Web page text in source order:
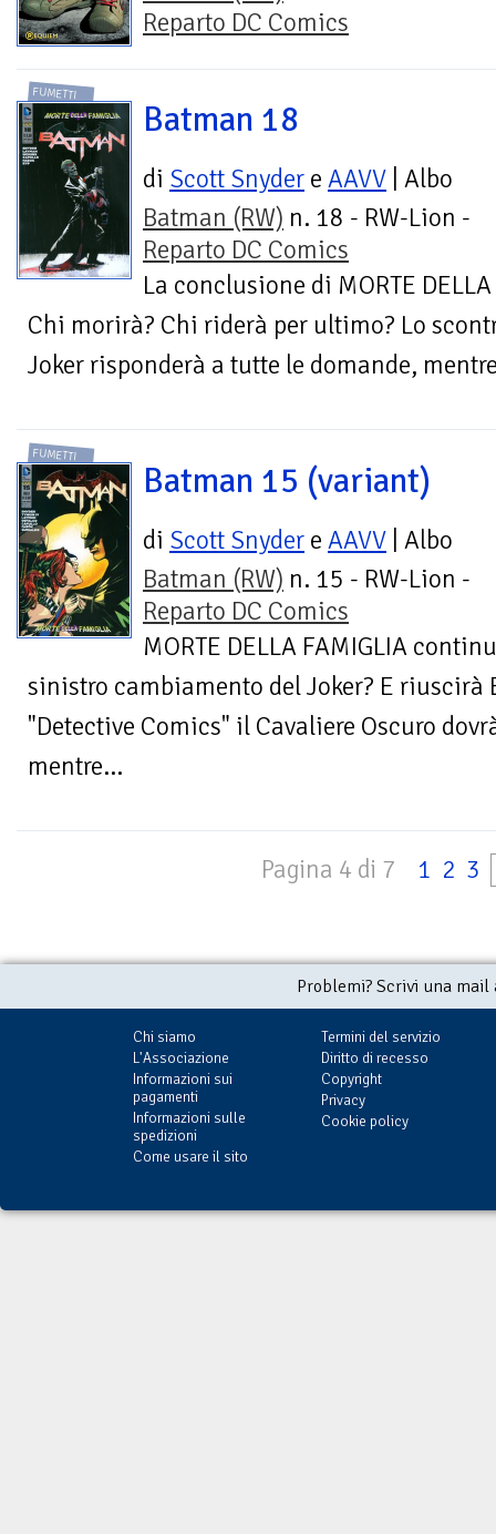
Reparto DC Comics
FUMETTI
Batman 18
di Scott Snyder e AAVV | Albo
Batman (RW) n. 18 - RW-Lion -
Reparto DC Comics
La conclusione di MORTE
Chi morirà? Chi riderà per ultimo? Lo
Joker risponderà a tutte le domande,
FUMETTI
Batman 15 (variant)
di Scott Snyder e AAVV | Albo
Batman (RW) n. 15 - RW-Lion -
Reparto DC Comics
MORTE DELLA FAMIGLIA
sinistro cambiamento del Joker? E riuscirà
"Detective Comics" il Cavaliere Oscuro
mentre...
Pagina 4 di 7 1 2 3
Problemi? Scrivi una
Chi siamo
L'Associazione
Informazioni sui
pagamenti
Informazioni sulle
spedizioni
Come usare il sito
Termini del servizio
Diritto di recesso
Copyright
Privacy
Cookie policy